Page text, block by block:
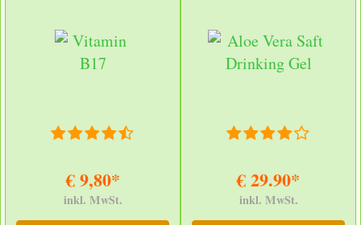
€ 9,80*
inkl. MwSt.
€ 29.90*
inkl. MwSt.